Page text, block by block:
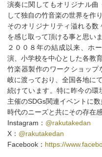
演奏に関してもオリジナル曲
して独自の竹音楽の世界を作
そのオリジナリティ溢れる
を感じ取って頂ける事と思いま
２００８年の結成以来、ホ
演、小学校を中心とした各教
竹楽器製作のワークショップ
岐に渡っており、全国各地に
続けています。特に昨今の
主催のSDGs関連イベントに数
時代のニーズと共にその存在
Instagram： @rakutakedan
X： @rakutakedan
Facebook： https://